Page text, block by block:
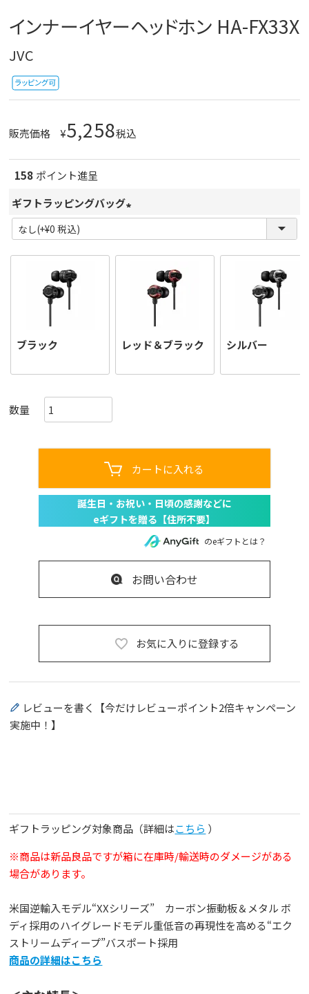
インナーイヤーヘッドホン HA-FX33X
JVC
販売価格 ¥5,258税込
158 ポイント進呈
ギフトラッピングバッグ
必
須
ブラック レッド＆ブラック シルバー
お気に入りに登録する
カートに入れる
のeギフトとは？
お問い合わせ
レビューを書く【今だけレビューポイント2倍キャンペーン
実施中！】
ギフトラッピング対象商品（詳細はこちら ）
※商品は新品良品ですが箱に在庫時/輸送時のダメージがある
場合があります。
米国逆輸入モデル“XXシリーズ” カーボン振動板＆メタル ボ
ディ採用のハイグレードモデル重低音の再現性を高める“エク
ストリームディープ”バスポート採用
商品の詳細はこちら